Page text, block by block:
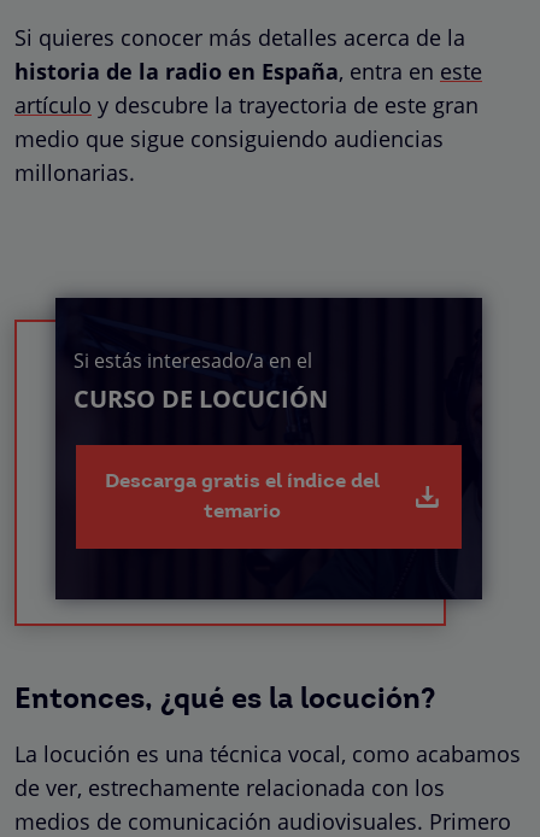
Si quieres conocer más detalles acerca de la
historia de la radio en España, entra en este
artículo y descubre la trayectoria de este gran
medio que sigue consiguiendo audiencias
millonarias.
Si estás interesado/a en el
CURSO DE LOCUCIÓN
Descarga gratis el índice del
temario
Entonces, ¿qué es la locución?
La locución es una técnica vocal, como acabamos
de ver, estrechamente relacionada con los
medios de comunicación audiovisuales. Primero